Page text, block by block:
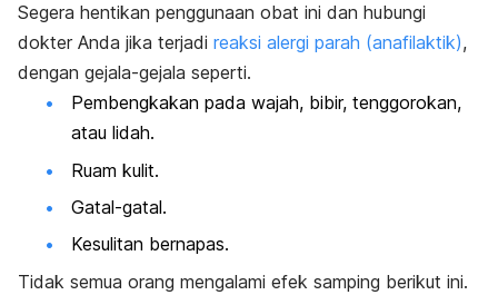
Segera hentikan penggunaan obat ini dan hubungi
dokter Anda jika terjadi reaksi alergi parah (anafilaktik),
dengan gejala-gejala seperti.
Pembengkakan pada wajah, bibir, tenggorokan,
atau lidah.
Ruam kulit.
Gatal-gatal.
Kesulitan bernapas.
Tidak semua orang mengalami efek samping berikut ini.